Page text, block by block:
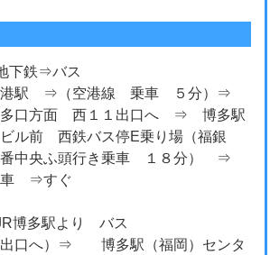
下鉄⇒バス
駅 ⇒（空港線 乗車 ５分）⇒
口方面 西１１出口へ ⇒ 博多駅
ビル前 西鉄バス停E乗り場（福銀
番中央ふ頭行き乗車 １８分） ⇒
車 ⇒すぐ
博多駅より バス
へ）⇒ 博多駅（福岡）センタ